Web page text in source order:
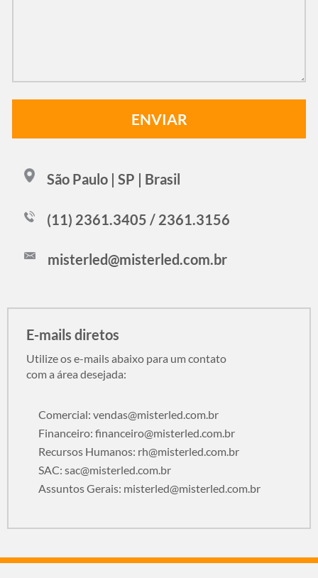
São Paulo | SP | Brasil
(11) 2361.3405 / 2361.3156
misterled@misterled.com.br
E-mails diretos
Utilize os e-mails abaixo para um contato
com a área desejada:
Comercial: vendas@misterled.com.br
Financeiro: financeiro@misterled.com.br
Recursos Humanos: rh@misterled.com.br
SAC: sac@misterled.com.br
Assuntos Gerais: misterled@misterled.com.br